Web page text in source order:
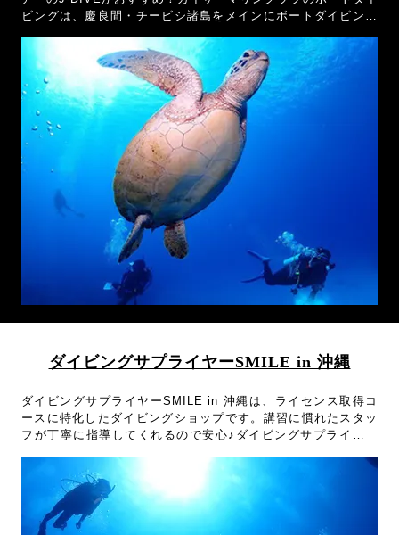
ビングは、慶良間・チービシ諸島をメインにボートダイビング
者やブランクダイバーにおすすめのショプです！
ダイビングサプライヤーSMILE in 沖縄
ダイビングサプライヤーSMILE in 沖縄は、ライセンス取得コ
ースに特化したダイビングショップです。講習に慣れたスタッ
フが丁寧に指導してくれるので安心♪ダイビングサプライヤー